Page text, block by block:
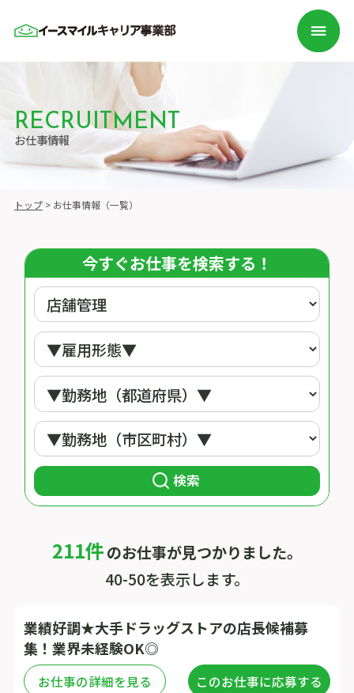
RECRUITMENT
お仕事情報
トップ> お仕事情報（一覧）
今すぐお仕事を検索する！
検索
211件のお仕事が見つかりました。
40-50を表示します。
業績好調★大手ドラッグストアの店長候補募
集！業界未経験OK◎
お仕事の詳細を見る このお仕事に応募する